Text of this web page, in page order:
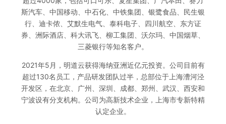
斯汽车、中国移动、中石化、中铁集团、银鹭食品、民生银
行、迪卡侬、艾默生电气、泰科电子、四川航空、东方证
券、洲际酒店、科大讯飞、柳工集团、沃尔玛、中国烟草、
三菱银行等知名客户。
2021年5月，明道云获得海纳亚洲近亿元投资。公司目前有
超过130名员工，产品研发团队过半，总部位于上海漕河泾
开发区，在北京、广州、深圳、成都、郑州、武汉、西安和
宁波设有分支机构。公司为高新技术企业，上海市专新特精
认定企业。